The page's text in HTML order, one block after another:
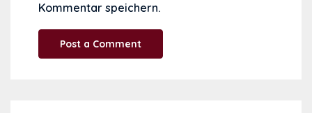
Kommentar speichern.